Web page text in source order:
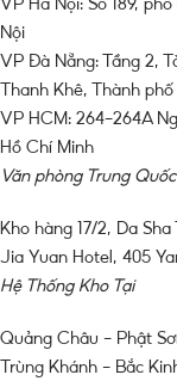
VP Hà Nội: Số 189,
Nội
VP Đà Nẵng: Tầng 2,
Thanh Khê, Thành
VP HCM: 264-264A
Hồ Chí Minh
Văn phòng Trung Quốc
Kho hàng 17/2, Da
Jia Yuan Hotel, 405
Hệ Thống Kho Tại
Quảng Châu – Phật
Trùng Khánh – Bắc